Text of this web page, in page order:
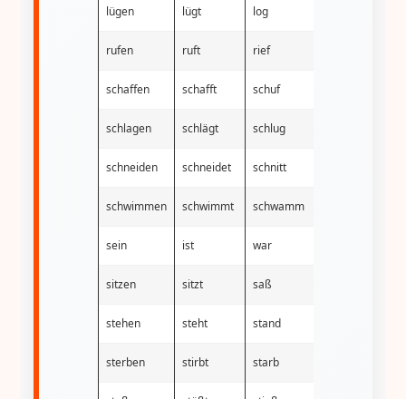
lügen lügt log
rufen ruft rief
schaffen schafft schuf
schlagen schlägt schlug
schneiden schneidet schnitt
schwimmen schwimmt schwamm
sein ist war
sitzen sitzt saß
stehen steht stand
sterben stirbt starb